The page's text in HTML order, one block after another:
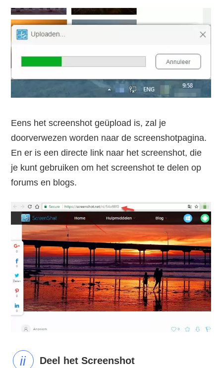
Eens het screenshot geüpload is, zal je
doorverwezen worden naar de screenshotpagina.
En er is een directe link naar het screenshot, die
je kunt gebruiken om het screenshot te delen op
forums en blogs.
Deel het Screenshot